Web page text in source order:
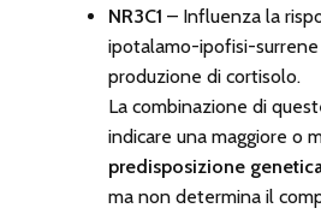
NR3C1 – Influenza la
ipotalamo-ipofisi-
produzione di cortisolo.
La combinazione di
indicare una maggiore o
predisposizione
ma non determina il